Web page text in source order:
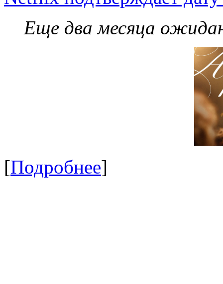
Еще два месяца
[Подробнее]